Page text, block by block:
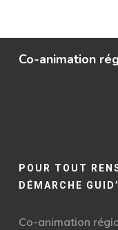
Co-animation
POUR TOUT
DÉMARCHE
Co-animation